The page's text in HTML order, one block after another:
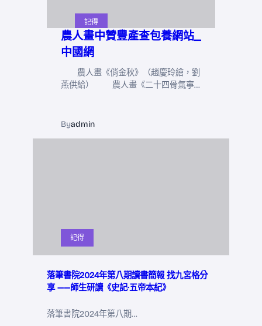
記得
農人畫中贊豐產查包養網站_
中國網
農人畫《俏金秋》（趙慶玲繪，劉
燕供給） 農人畫《二十四骨氣寧…
Byadmin
記得
落筆書院2024年第八期讀書簡報 找九宮格分
享 ——師生研讀《史記·五帝本紀》
落筆書院2024年第八期…